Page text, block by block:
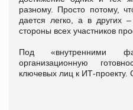
разному. Просто потому,
дается легко, а в других
стороны всех участников
Под «внутренними
организационную
ключевых лиц к ИТ-